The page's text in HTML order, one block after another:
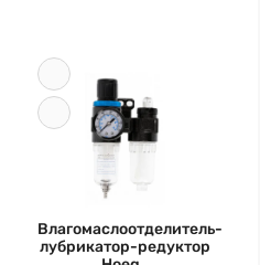
Влагомаслоотделитель-
лубрикатор-редуктор